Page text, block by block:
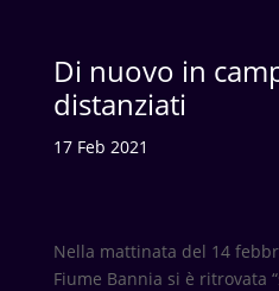
Di nuovo in
distanziati
17 Feb 2021
Nella mattinata del 14
Fiume Bannia si è ritrovata